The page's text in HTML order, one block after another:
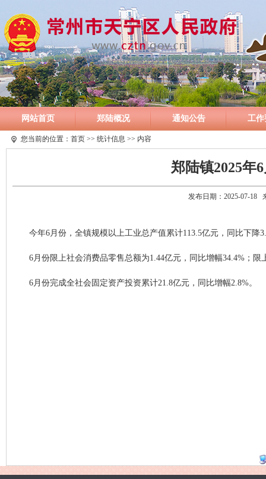
网站首页 郑陆概况 通知公告 工作
您当前的位置： 首页 >> 统计信息 >> 内容
郑陆镇2025年
发布日期：2025-07-18
今年6月份，全镇规模以上工业总产值累计113.5亿元，同比下降
6月份限上社会消费品零售总额为1.44亿元，同比增幅34.4%；
6月份完成全社会固定资产投资累计21.8亿元，同比增幅2.8%。